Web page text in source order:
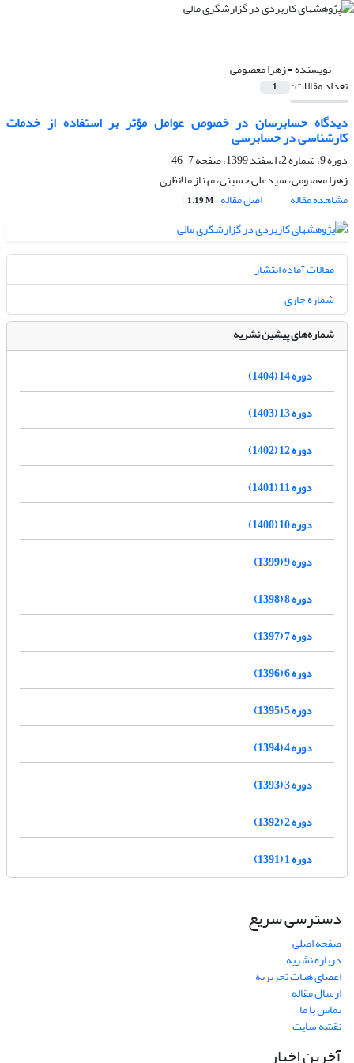
نویسنده =زهرا معصومی
تعداد مقالات: 1
دیدگاه حسابرسان در خصوص عوامل مؤثر بر استفاده از خدمات
کارشناسی در حسابرسی
دوره 9، شماره 2، اسفند 1399، صفحه
7-46
زهرا معصومی، سیدعلی حسینی، مهناز ملانظری
مشاهده مقاله
اصل مقاله 1.19 M
مقالات آماده انتشار
شماره جاری
شماره‌های پیشین نشریه
دوره 14 (1404)
دوره 13 (1403)
دوره 12 (1402)
دوره 11 (1401)
دوره 10 (1400)
دوره 9 (1399)
دوره 8 (1398)
دوره 7 (1397)
دوره 6 (1396)
دوره 5 (1395)
دوره 4 (1394)
دوره 3 (1393)
دوره 2 (1392)
دوره 1 (1391)
دسترسی سریع
صفحه اصلی
درباره نشریه
اعضای هیات تحریریه
ارسال مقاله
تماس با ما
نقشه سایت
آخرین اخبار